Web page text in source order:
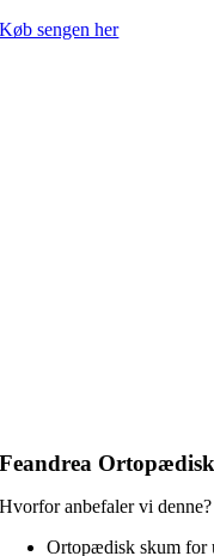
Køb sengen her
Feandrea
Hvorfor anbefaler vi denne?
Ortopædisk skum for